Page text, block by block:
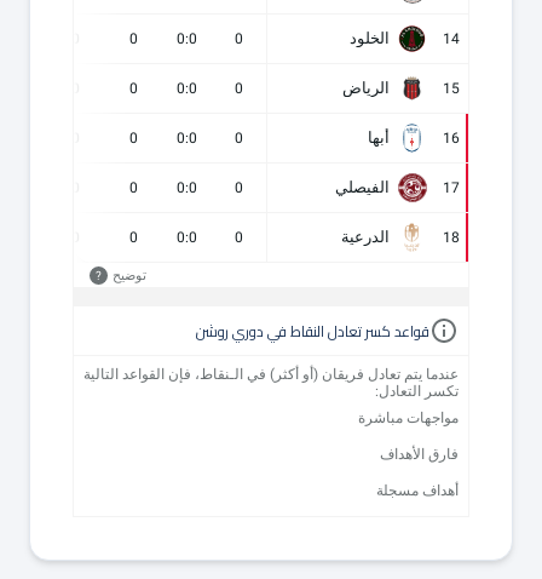
14 الخلود 0
0:0
0
15 الرياض 0
0:0
0
16 أبها 0
0:0
0
17 الفيصلي 0
0:0
0
18 الدرعية 0
0:0
0
توضيح ?
قواعد كسر تعادل النقاط في دوري روشن
عندما يتم تعادل فريقان (أو أكثر) في الـنقاط، فإن القواعد التالية
تكسر التعادل:
مواجهات مباشرة
فارق الأهداف
أهداف مسجلة